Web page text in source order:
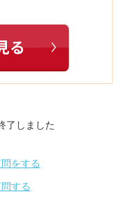
了しました
をする
する